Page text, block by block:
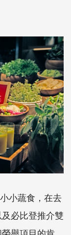
小蔬食，在去
必比登推介雙